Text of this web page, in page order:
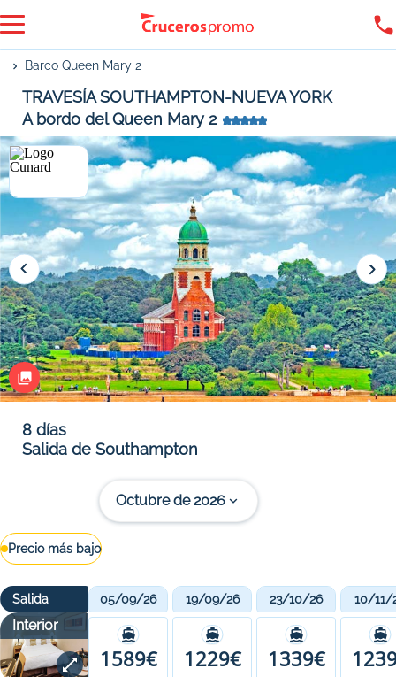
Barco Queen Mary 2
8 días
Salida de Southampton
TRAVESÍA SOUTHAMPTON-NUEVA YORK
A bordo del Queen Mary 2
Precio más bajo
Octubre de 2026
Salida
Interior
05/09/26 19/09/26 23/10/26 10/11/
1589€ 1229€ 1339€